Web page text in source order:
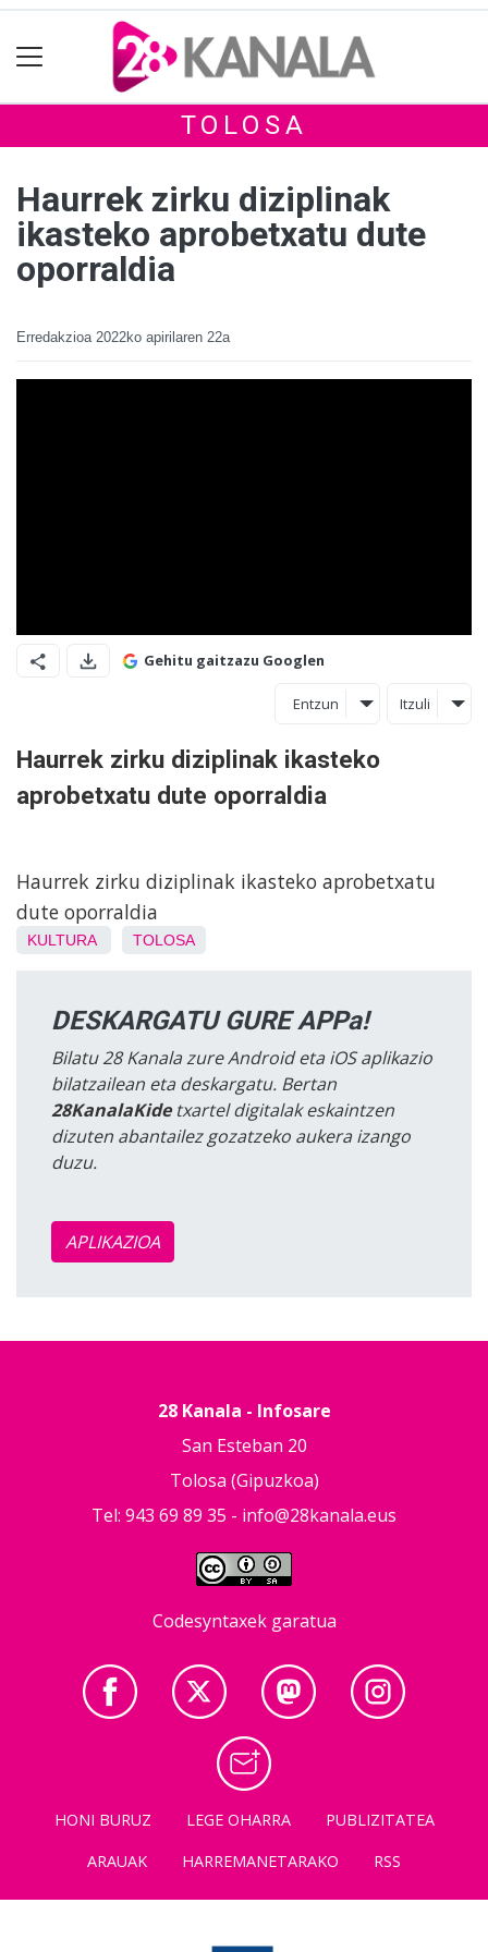
TOLOSA
Haurrek zirku diziplinak
ikasteko aprobetxatu dute
oporraldia
Erredakzioa 2022ko apirilaren 22a
Gehitu gaitzazu Googlen
Entzun Itzuli
Haurrek zirku diziplinak ikasteko
aprobetxatu dute oporraldia
Haurrek zirku diziplinak ikasteko aprobetxatu
dute oporraldia
KULTURA TOLOSA
DESKARGATU GURE APPa!
Bilatu 28 Kanala zure Android eta iOS aplikazio
bilatzailean eta deskargatu. Bertan
28KanalaKidetxartel digitalak eskaintzen
dizuten abantailez gozatzeko aukera izango
duzu.
APLIKAZIOA
28 Kanala - Infosare
San Esteban 20
Tolosa (Gipuzkoa)
Tel: 943 69 89 35 - info@28kanala.eus
Codesyntaxek garatua
HONI BURUZ LEGE OHARRA
PUBLIZITATEA
ARAUAK
HARREMANETARAKO RSS